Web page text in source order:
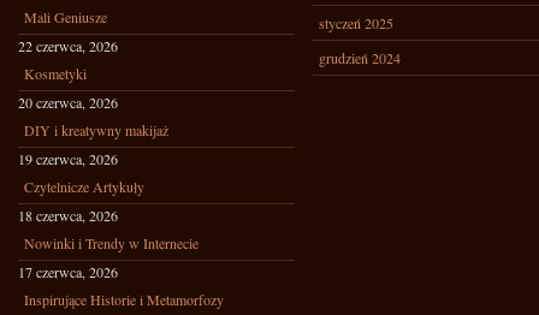
Mali Geniusze
22 czerwca, 2026
Kosmetyki
20 czerwca, 2026
DIY i kreatywny makijaż
19 czerwca, 2026
Czytelnicze Artykuły
18 czerwca, 2026
Nowinki i Trendy w Internecie
17 czerwca, 2026
Inspirujące Historie i Metamorfozy
styczeń 2025
grudzień 2024